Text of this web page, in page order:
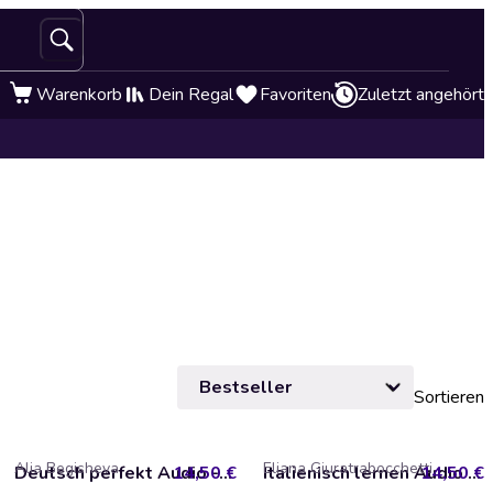
Warenkorb Dein Regal Favoriten Zuletzt angehört
Sortieren
Deutsch perfekt Audio - Fan von einem Land
Alia Begisheva 14,50 € Italienisch lernen Audio – Calabria
Eliana Giuratrabocchetti14,50 €